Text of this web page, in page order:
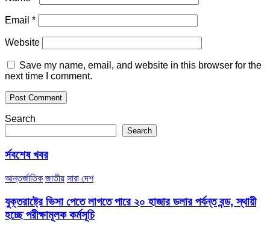
Email *
Website
Save my name, email, and website in this browser for the
next time I comment.
Search
Search
র্সবশেষ খবর
আন্তর্জাতিক জাতীয় সারা দেশ
যুক্তরাষ্ট্রে ভিসা পেতে লাগতে পারে ২০ হাজার ডলার পর্যন্ত বন্ড, স্থায়ী
হচ্ছে পরীক্ষামূলক কর্মসূচি